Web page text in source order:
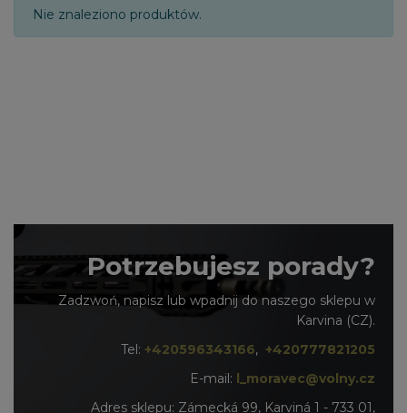
Nie znaleziono produktów.
Potrzebujesz porady?
Zadzwoń, napisz lub wpadnij do naszego sklepu w
Karvina (CZ).
Tel: +420596343166, +420777821205
E-mail: l_moravec@volny.cz
Adres sklepu: Zámecká 99, Karviná 1 - 733 01,